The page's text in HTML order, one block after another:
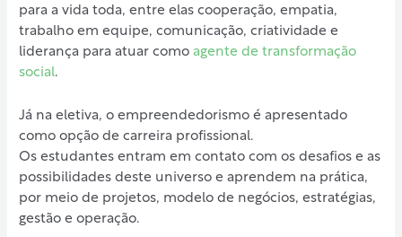
para a vida toda, entre elas cooperação, empatia,
trabalho em equipe, comunicação, criatividade e
liderança para atuar comoagente de transformação
social.
Já na eletiva, o empreendedorismo é apresentado
como opção de carreira profissional.
Os estudantes entram em contato com os desafios e as
possibilidades deste universo e aprendem na prática,
por meio de projetos, modelo de negócios, estratégias,
gestão e operação.